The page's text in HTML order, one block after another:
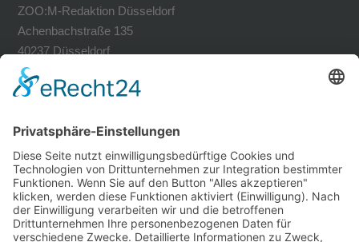
ZOO:M-Redaktion Düsseldorf
Achenbachstraße 135
40237 Düsseldorf
Tel. 0211-30200741
Fax 0211-30200749
RECHTLICHES
Impressum
Datenschutz